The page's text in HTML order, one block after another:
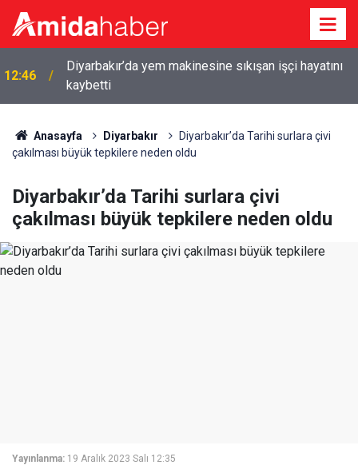
12:46
Diyarbakır’da yem makinesine sıkışan işçi hayatını
kaybetti
12:26 Diyarbakır sıcaklık 40’ı aştı, mandalar gölete indi
Anasayfa Diyarbakır
Diyarbakır’da Tarihi surlara çivi
çakılması büyük tepkilere neden oldu
Diyarbakır’da Tarihi surlara çivi
çakılması büyük tepkilere neden oldu
Yayınlanma: 19 Aralık 2023 Salı 12:35